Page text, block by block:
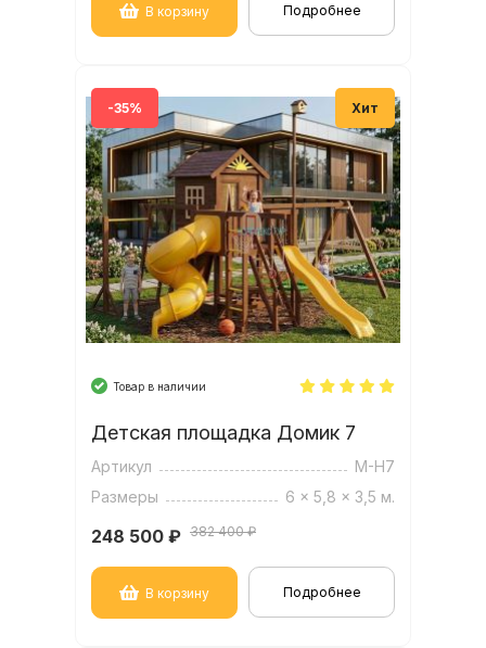
В корзину Подробнее
-35% Хит
Товар в наличии
Детская площадка Домик 7
Артикул
M-H7
Размеры
6 x 5,8 x 3,5 м.
248 500 ₽ 382 400 ₽
В корзину Подробнее